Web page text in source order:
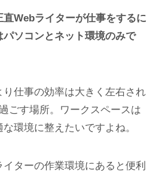
直Webライターが仕事をするに
ソコンとネット環境のみで
り仕事の効率は大きく左右され
ごす場所。ワークスペースは
環境に整えたいですよね。
ターの作業環境にあると便利